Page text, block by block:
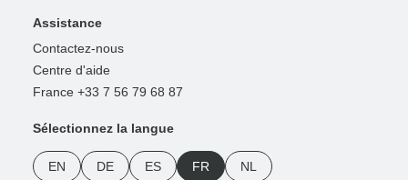
Assistance
Contactez-nous
Centre d'aide
France +33 7 56 79 68 87
Sélectionnez la langue
EN DE ES FR NL